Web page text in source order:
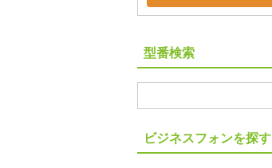
型番検索
ビジネスフォンを探す